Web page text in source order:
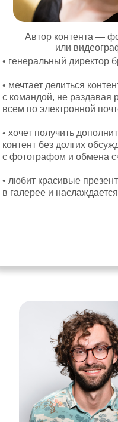
• генеральный директор
• мечтает делиться
с командой, не раздавая
всем по электронной
• хочет получить
контент без долгих
с фотографом и обмена
• любит красивые
в галерее и
Автор контента —
или